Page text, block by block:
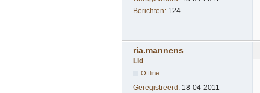
Berichten: 124
ria.mannens
Lid
Offline
Geregistreerd: 18-04-2011